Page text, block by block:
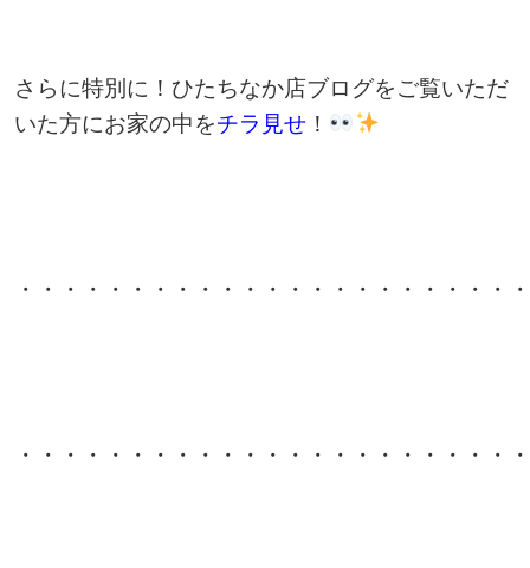
さらに特別に！ひたちなか店ブログをご覧いただ
いた方にお家の中をチラ見せ！
・・・・・・・・・・・・・・・・・・・・・
・・・・・・・・・・・・・・・・・・・・・